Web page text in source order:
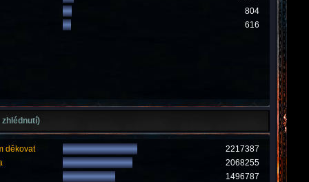
804
616
děkovat
2217387
2068255
1496787